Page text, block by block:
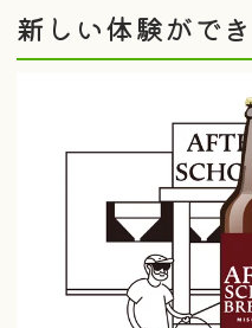
新しい体験がで